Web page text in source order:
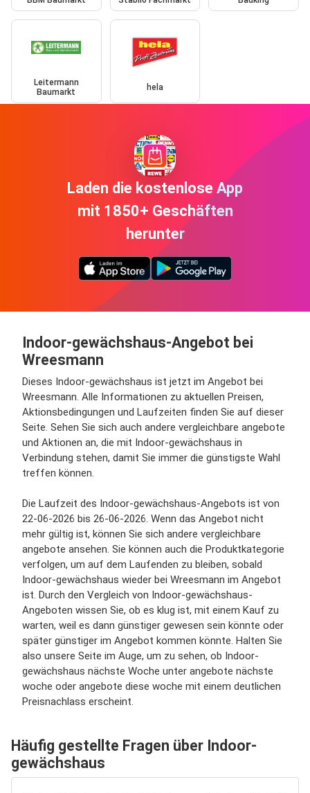
Leitermann
Baumarkt
hela
Laden die kostenlose App
mit 1850+ Geschäften
herunter
Indoor-gewächshaus-Angebot bei
Wreesmann
Dieses Indoor-gewächshaus ist jetzt im Angebot bei
Wreesmann. Alle Informationen zu aktuellen Preisen,
Aktionsbedingungen und Laufzeiten finden Sie auf dieser
Seite. Sehen Sie sich auch andere vergleichbare angebote
und Aktionen an, die mit Indoor-gewächshaus in
Verbindung stehen, damit Sie immer die günstigste Wahl
treffen können.
Die Laufzeit des Indoor-gewächshaus-Angebots ist von
22-06-2026 bis 26-06-2026. Wenn das Angebot nicht
mehr gültig ist, können Sie sich andere vergleichbare
angebote ansehen. Sie können auch die Produktkategorie
verfolgen, um auf dem Laufenden zu bleiben, sobald
Indoor-gewächshaus wieder bei Wreesmann im Angebot
ist. Durch den Vergleich von Indoor-gewächshaus-
Angeboten wissen Sie, ob es klug ist, mit einem Kauf zu
warten, weil es dann günstiger gewesen sein könnte oder
später günstiger im Angebot kommen könnte. Halten Sie
also unsere Seite im Auge, um zu sehen, ob Indoor-
gewächshaus nächste Woche unter angebote nächste
woche oder angebote diese woche mit einem deutlichen
Preisnachlass erscheint.
Häufig gestellte Fragen über Indoor-
gewächshaus